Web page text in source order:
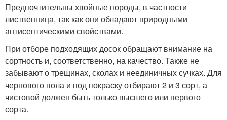
Предпочтительны хвойные породы, в частности
лиственница, так как они обладают природными
антисептическими свойствами.
При отборе подходящих досок обращают внимание на
сортность и, соответственно, на качество. Также не
забывают о трещинах, сколах и неединичных сучках. Для
чернового пола и под покраску отбирают 2 и 3 сорт, а
чистовой должен быть только высшего или первого
сорта.